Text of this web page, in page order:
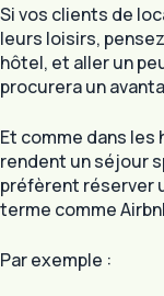
Si vos clients de
leurs loisirs,
hôtel, et aller un
procurera un
Et comme dans
rendent un séjour
préfèrent réserver
terme comme
Par exemple :